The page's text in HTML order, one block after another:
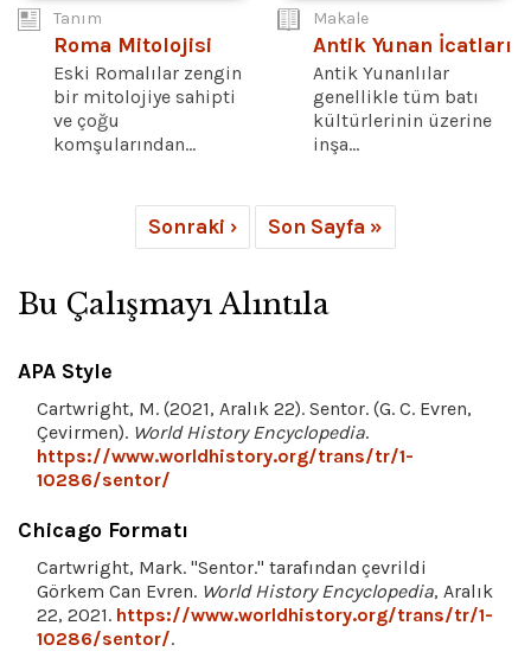
Tanım
Roma Mitolojisi
Eski Romalılar zengin
bir mitolojiye sahipti
ve çoğu
komşularından...
Makale
Antik Yunan İcatları
Antik Yunanlılar
genellikle tüm batı
kültürlerinin üzerine
inşa...
Sonraki › Son Sayfa »
Bu Çalışmayı Alıntıla
APA Style
Cartwright, M. (2021, Aralık 22). Sentor. (G. C. Evren,
Çevirmen). World History Encyclopedia.
https://www.worldhistory.org/trans/tr/1-
10286/sentor/
Chicago Formatı
Cartwright, Mark. "Sentor." tarafından çevrildi
Görkem Can Evren. World History Encyclopedia, Aralık
22, 2021. https://www.worldhistory.org/trans/tr/1-
10286/sentor/.